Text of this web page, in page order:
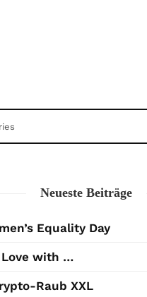
Neueste Beiträge
Equality Day
with …
Raub XXL